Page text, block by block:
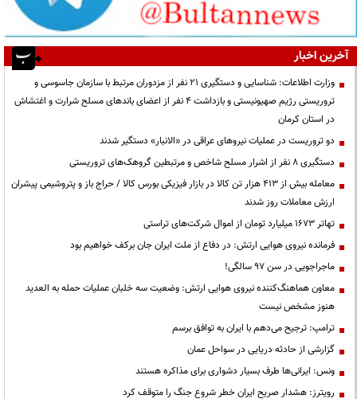
آخرین اخبار
وزارت اطلاعات: شناسایی و دستگیری ۲۱ نفر از مزدوران مرتبط با سازمان جاسوسی و
تروریستی رژیم صهیونیستی و بازداشت ۴ نفر از اعضای باندهای مسلح شرارت و اغتشاش
در استان کرمان
دو تروریست در عملیات نیروهای عراقی در «الانبار» دستگیر شدند
دستگیری ۸ نفر از اشرار مسلح شاخص و مرتبطین گروهک‌های تروریستی
معامله بیش از ۴۱۳ هزار تن کالا در بازار فیزیکی بورس کالا / حراج باز و پتروشیمی پیشران
ارزش معاملات روز شدند
تهاتر ۱۶۷۳ میلیارد تومان از اموال شرکت‌های تراستی
فرمانده نیروی هوایی ارتش: در دفاع از ملت ایران جان برکف خواهیم بود
ماجراجویی در سن ۹۷ سالگی!
معاون هماهنگ‌کننده نیروی هوایی ارتش: وضعیت سه خلبان عملیات حمله به العدید
هنوز مشخص نیست
ترامپ: ترجیح می‌دهم با ایران به توافق برسم
گزارشی از حادثه دریایی در سواحل عمان
ونس: ایرانی‌ها طرف بسیار دشواری برای مذاکره هستند
رویترز: هشدار صریح ایران خطر شروع جنگ را متوقف کرد